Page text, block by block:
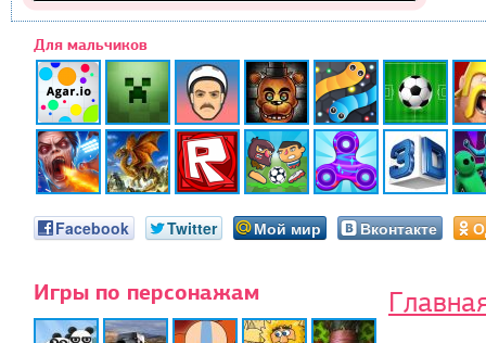
Для мальчиков
Facebook Twitter Мой мир Вконтакте
Игры по персонажам